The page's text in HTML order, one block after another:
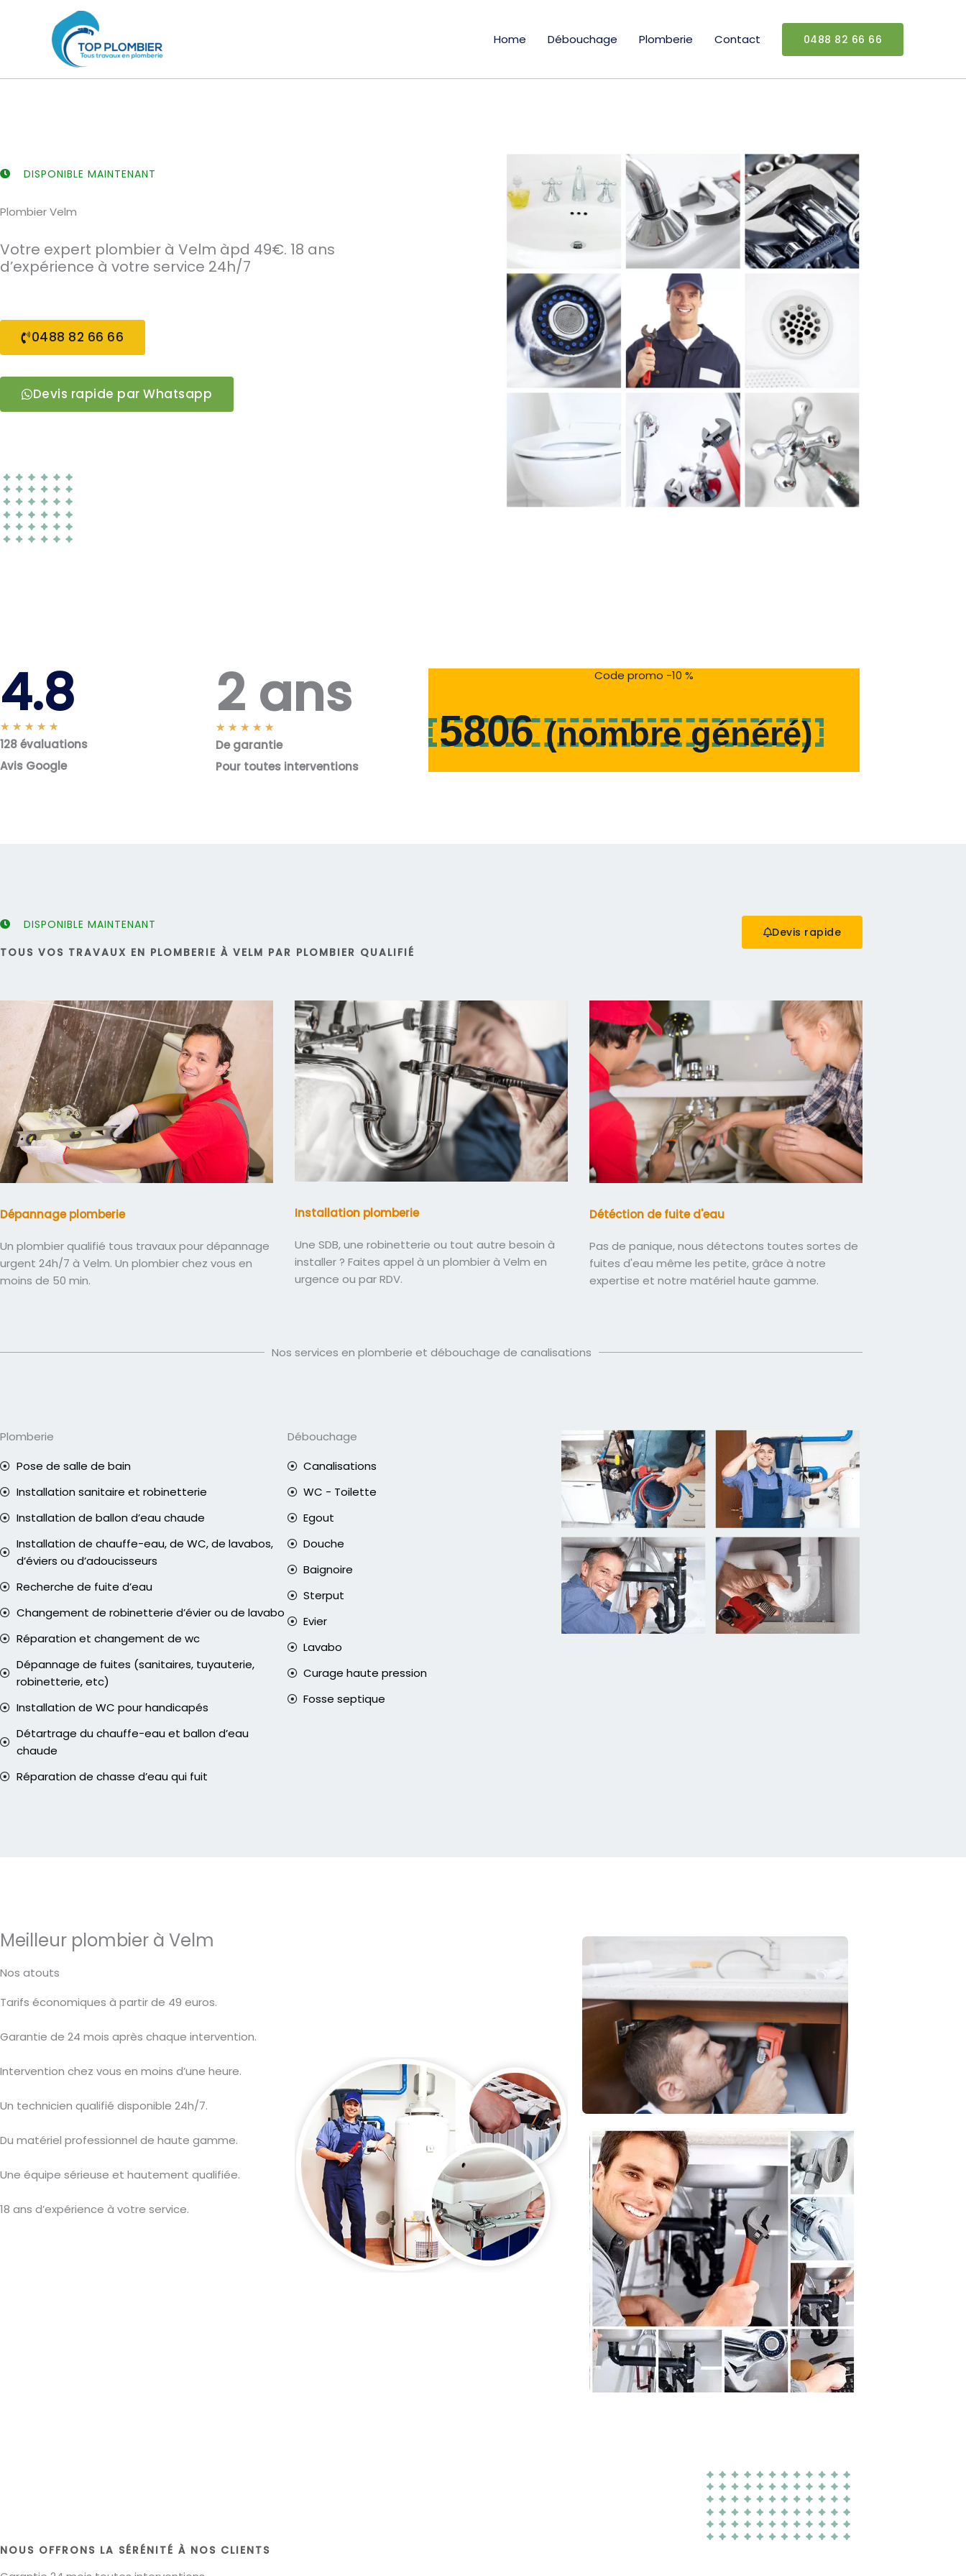
Home Débouchage Plomberie Contact 0488 82 66 66
DISPONIBLE MAINTENANT
Plombier Velm
Votre expert plombier à Velm àpd 49€. 18 ans
d’expérience à votre service 24h/7
0488 82 66 66
Devis rapide par Whatsapp
4.8
★ ★ ★ ★ ★
o
t
128 évaluations
Avis Google
2 ans
★ ★ ★ ★ ★
o
De garantie
Pour toutes interventions
Code promo -10 %
5806(nombre généré)
DISPONIBLE MAINTENANT
TOUS VOS TRAVAUX EN PLOMBERIE À VELM PAR PLOMBIER QUALIFIÉ
Devis rapide
Dépannage plomberie
Un plombier qualifié tous travaux pour dépannage
urgent 24h/7 à Velm. Un plombier chez vous en
moins de 50 min.
Installation plomberie
Une SDB, une robinetterie ou tout autre besoin à
installer ? Faites appel à un plombier à Velm en
urgence ou par RDV.
Détéction de fuite d'eau
Pas de panique, nous détectons toutes sortes de
fuites d'eau même les petite, grâce à notre
expertise et notre matériel haute gamme.
Nos services en plomberie et débouchage de canalisations
Plomberie
Pose de salle de bain
Installation sanitaire et robinetterie
Installation de ballon d’eau chaude
Installation de chauffe-eau, de WC, de lavabos,
d’éviers ou d’adoucisseurs
Recherche de fuite d’eau
Changement de robinetterie d’évier ou de lavabo
Réparation et changement de wc
Dépannage de fuites (sanitaires, tuyauterie,
robinetterie, etc)
Installation de WC pour handicapés
Détartrage du chauffe-eau et ballon d’eau
chaude
Réparation de chasse d’eau qui fuit
Débouchage
Canalisations
WC - Toilette
Egout
Douche
Baignoire
Sterput
Evier
Lavabo
Curage haute pression
Fosse septique
Meilleur plombier à Velm
Nos atouts
Tarifs économiques à partir de 49 euros.
Garantie de 24 mois après chaque intervention.
Intervention chez vous en moins d’une heure.
Un technicien qualifié disponible 24h/7.
Du matériel professionnel de haute gamme.
Une équipe sérieuse et hautement qualifiée.
18 ans d’expérience à votre service.
NOUS OFFRONS LA SÉRÉNITÉ À NOS CLIENTS